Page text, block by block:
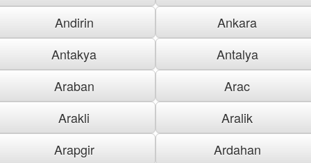
Andirin
Ankara
Antakya
Antalya
Araban
Arac
Arakli
Aralik
Arapgir
Ardahan